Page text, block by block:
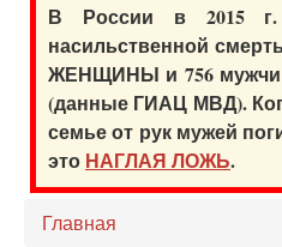
В России в 2015
насильственной
ЖЕНЩИНЫ и 756
(данные ГИАЦ МВД).
семье от рук мужей
это НАГЛАЯ ЛОЖЬ.
Главная